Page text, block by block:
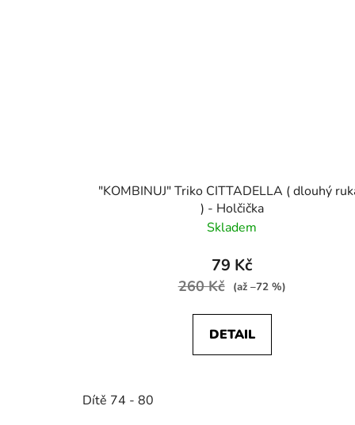
"KOMBINUJ" Triko CITTADELLA ( dlouhý
) - Holčička
Skladem
79 Kč
260 Kč (až –72 %)
DETAIL
Dítě 74 - 80